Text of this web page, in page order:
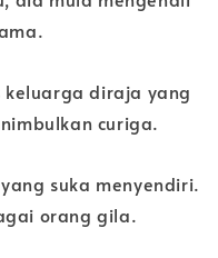
keluarga diraja yang
curiga.
suka menyendiri.
orang gila.